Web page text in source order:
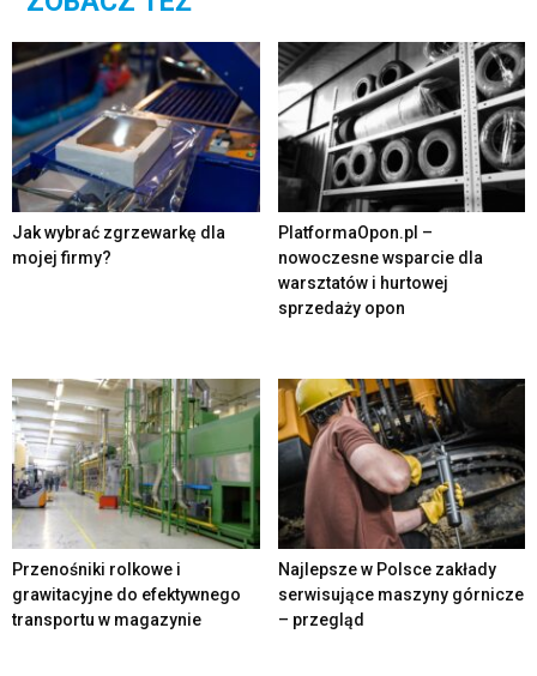
Jak wybrać zgrzewarkę dla
mojej firmy?
PlatformaOpon.pl –
nowoczesne wsparcie dla
warsztatów i hurtowej
sprzedaży opon
Przenośniki rolkowe i
grawitacyjne do efektywnego
transportu w magazynie
Najlepsze w Polsce zakłady
serwisujące maszyny górnicze
– przegląd